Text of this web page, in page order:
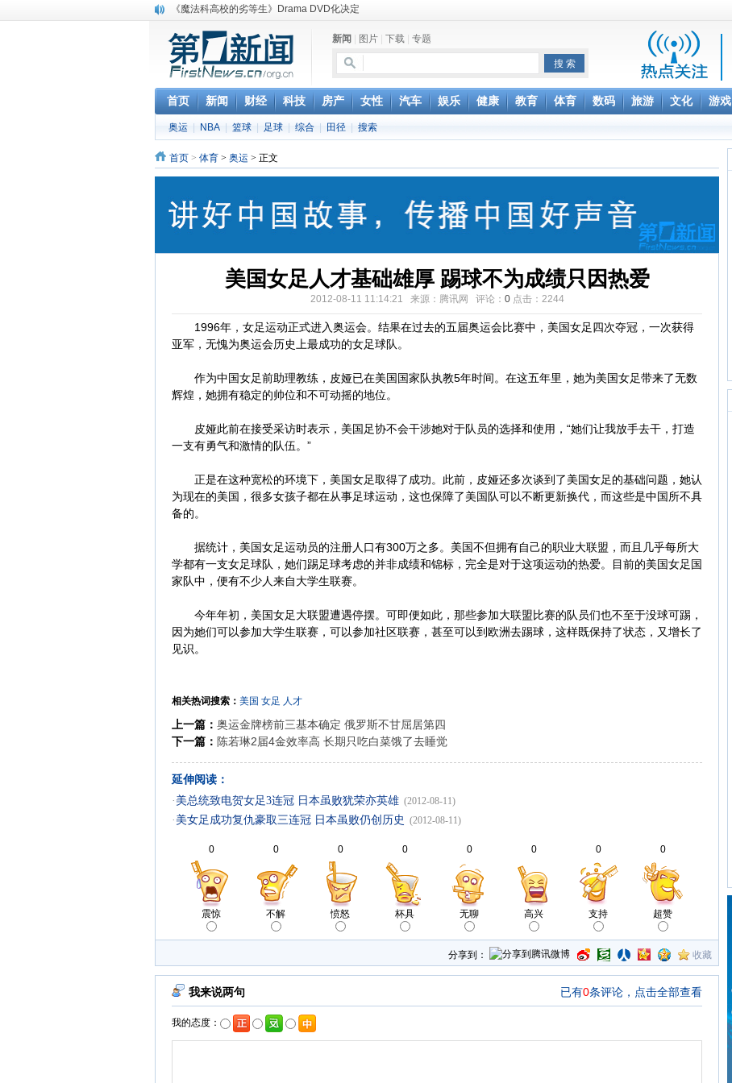
《魔法科高校的劣等生》Drama DVD化决定
消息称刘强东要求京东商城明年扭亏为盈
保健品也能吃出一身病? 康宝莱员工自揭多项家丑
煤价"跳水"电企利润"蹦高" 电煤联动亟待完善
苹果公司自建太阳能电厂为数据中心供电
吃饭、睡觉、黑人人？
网络电商和传统出版商的角逐：亚马逊停止接受Hachette所有图书订单
英国小猫因长得像希特勒遭袭 被扔垃圾左眼致盲
《中二病也想谈恋爱》女主角特报预告公开
新闻 图片 下载 专题
首页 新闻 财经 科技 房产 女性 汽车 娱乐 健康 教育 体育 数码 旅游 文化 游戏
奥运 NBA 篮球 足球 综合 田径 搜索
首页 > 体育 > 奥运 > 正文
美国女足人才基础雄厚 踢球不为成绩只因热爱
2012-08-11 11:14:21 来源：腾讯网 评论： 0点击： 2244
1996年，女足运动正式进入奥运会。结果在过去的五届奥运会比赛中，美国女足四次夺冠，一次获得
亚军，无愧为奥运会历史上最成功的女足球队。
作为中国女足前助理教练，皮娅已在美国国家队执教5年时间。在这五年里，她为美国女足带来了无数
辉煌，她拥有稳定的帅位和不可动摇的地位。
皮娅此前在接受采访时表示，美国足协不会干涉她对于队员的选择和使用，“她们让我放手去干，打造
一支有勇气和激情的队伍。”
正是在这种宽松的环境下，美国女足取得了成功。此前，皮娅还多次谈到了美国女足的基础问题，她认
为现在的美国，很多女孩子都在从事足球运动，这也保障了美国队可以不断更新换代，而这些是中国所不具
备的。
据统计，美国女足运动员的注册人口有300万之多。美国不但拥有自己的职业大联盟，而且几乎每所大
学都有一支女足球队，她们踢足球考虑的并非成绩和锦标，完全是对于这项运动的热爱。目前的美国女足国
家队中，便有不少人来自大学生联赛。
今年年初，美国女足大联盟遭遇停摆。可即便如此，那些参加大联盟比赛的队员们也不至于没球可踢，
因为她们可以参加大学生联赛，可以参加社区联赛，甚至可以到欧洲去踢球，这样既保持了状态，又增长了
见识。
相关热词搜索： 美国 女足 人才
上一篇： 奥运金牌榜前三基本确定 俄罗斯不甘屈居第四
下一篇： 陈若琳2届4金效率高 长期只吃白菜饿了去睡觉
延伸阅读：
· 美总统致电贺女足3连冠 日本虽败犹荣亦英雄 (2012-08-11)
· 美女足成功复仇豪取三连冠 日本虽败仍创历史 (2012-08-11)
0
震惊
0
不解
0
愤怒
0
杯具
0
无聊
0
高兴
0
支持
0
超赞
分享到： 收藏